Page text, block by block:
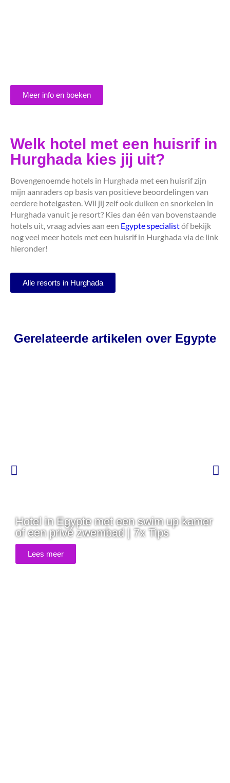
Meer info en boeken
Welk hotel met een huisrif in
Hurghada kies jij uit?
Bovengenoemde hotels in Hurghada met een huisrif zijn
mijn aanraders op basis van positieve beoordelingen van
eerdere hotelgasten. Wil jij zelf ook duiken en snorkelen in
Hurghada vanuit je resort? Kies dan één van bovenstaande
hotels uit, vraag advies aan een Egypte specialistóf bekijk
nog veel meer hotels met een huisrif in Hurghada via de link
hieronder!
Alle resorts in Hurghada
Gerelateerde artikelen over Egypte
Hotel in Egypte met een swim up kamer
of een privé zwembad | 7x Tips
Lees meer